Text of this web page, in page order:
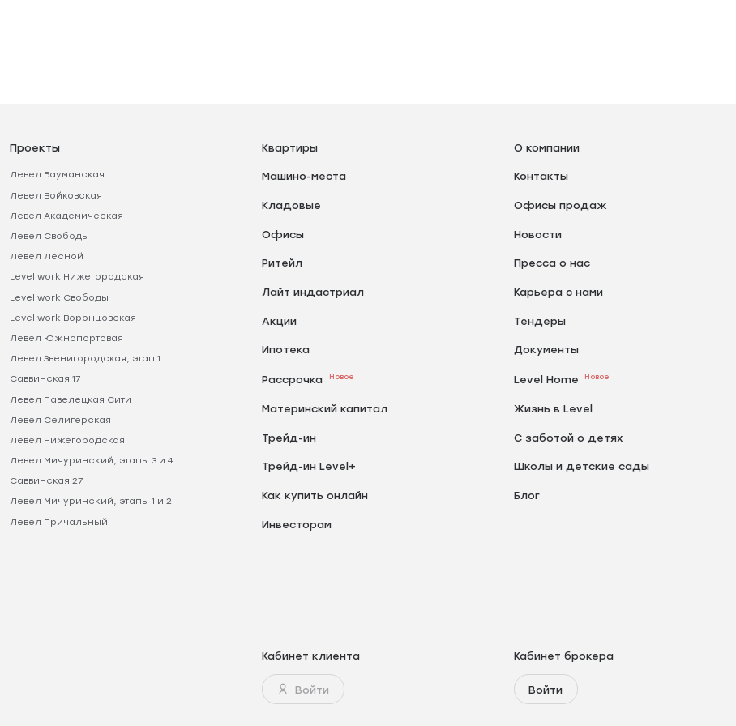
Проекты
Левел Бауманская
Левел Войковская
Левел Академическая
Левел Свободы
Левел Лесной
Level work Нижегородская
Level work Свободы
Level work Воронцовская
Левел Южнопортовая
Левел Звенигородская, этап 1
Саввинская 17
Левел Павелецкая Сити
Левел Селигерская
Левел Нижегородская
Левел Мичуринский, этапы 3 и 4
Саввинская 27
Левел Мичуринский, этапы 1 и 2
Левел Причальный
Квартиры
Машино-места
Кладовые
Офисы
Ритейл
Лайт индастриал
Акции
Ипотека
Рассрочка Новое
Материнский капитал
Трейд-ин
Трейд-ин Level+
Как купить онлайн
Инвесторам
О компании
Контакты
Офисы продаж
Новости
Пресса о нас
Карьера с нами
Тендеры
Документы
Level Home Новое
Жизнь в Level
С заботой о детях
Школы и детские сады
Блог
Кабинет клиента
Войти
Кабинет брокера
Войти